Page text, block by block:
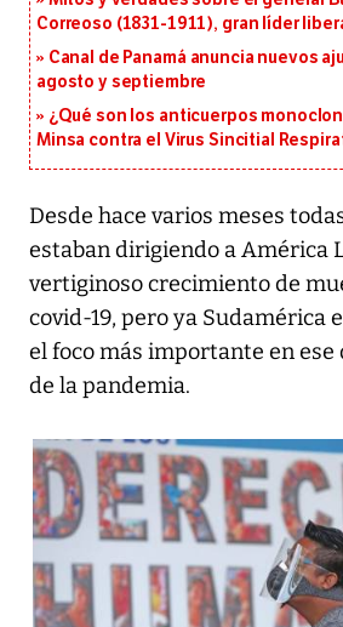
Correoso (1831-1911), gran líder
Canal de Panamá anuncia nuevos
agosto y septiembre
¿Qué son los anticuerpos
Minsa contra el Virus Sincitial
Desde hace varios meses
estaban dirigiendo a América
vertiginoso crecimiento de
covid-19, pero ya Sudamérica
el foco más importante en
de la pandemia.